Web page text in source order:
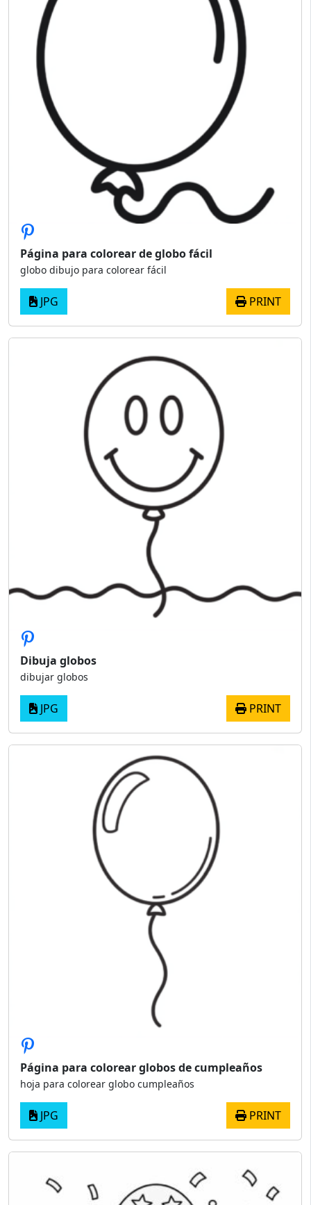
Página para colorear de globo fácil
globo dibujo para colorear fácil
JPG PRINT
Dibuja globos
dibujar globos
JPG PRINT
Página para colorear globos de cumpleaños
hoja para colorear globo cumpleaños
JPG PRINT